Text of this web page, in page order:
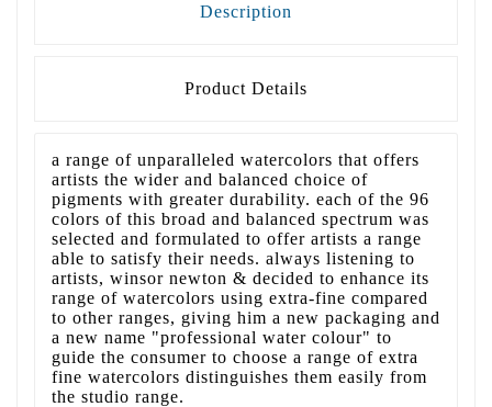
Description
Product Details
a range of unparalleled watercolors that offers
artists the wider and balanced choice of
pigments with greater durability. each of the 96
colors of this broad and balanced spectrum was
selected and formulated to offer artists a range
able to satisfy their needs. always listening to
artists, winsor newton & decided to enhance its
range of watercolors using extra-fine compared
to other ranges, giving him a new packaging and
a new name "professional water colour" to
guide the consumer to choose a range of extra
fine watercolors distinguishes them easily from
the studio range.